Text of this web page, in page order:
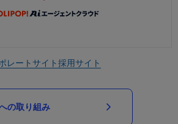
レートサイト採用サイト
の取り組み